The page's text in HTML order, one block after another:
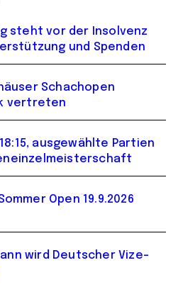
steht vor der Insolvenz
und Spenden
Schachopen
vertreten
ausgewählte Partien
Open 19.9.2026
wird Deutscher Vize-